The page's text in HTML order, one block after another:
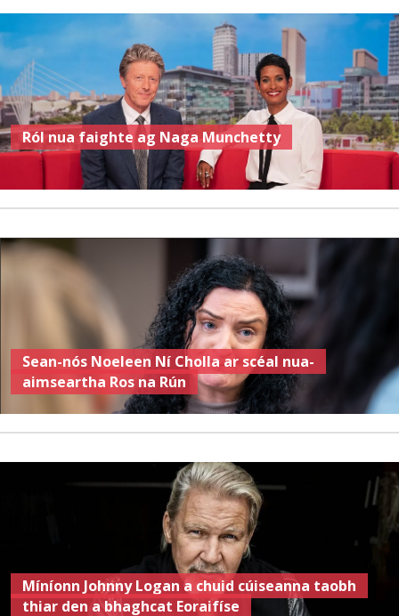
Ról nua faighte ag Naga Munchetty
Sean-nós Noeleen Ní Cholla ar scéal nua-
aimseartha Ros na Rún
Míníonn Johnny Logan a chuid cúiseanna taobh
thiar den a bhaghcat Eoraifíse